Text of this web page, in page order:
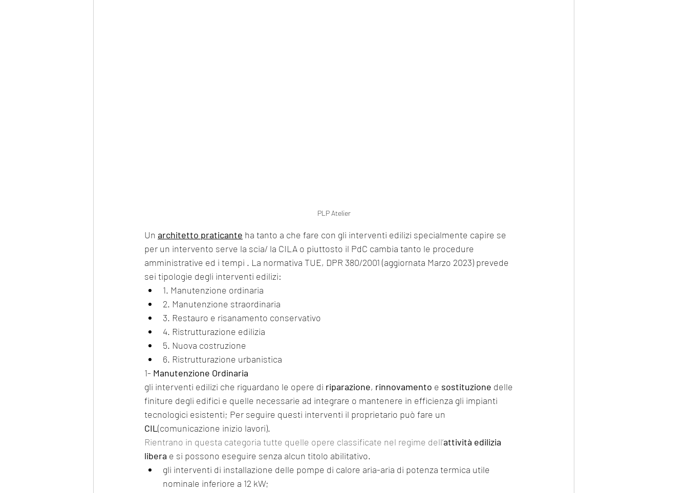
PLP Atelier
Un architetto praticante ha tanto a che fare con gli interventi edilizi specialmente capire se
per un intervento serve la scia/ la CILA o piuttosto il PdC cambia tanto le procedure
amministrative ed i tempi . La normativa TUE, DPR 380/2001 (aggiornata Marzo 2023) prevede
sei tipologie degli interventi edilizi:
1. Manutenzione ordinaria
2. Manutenzione straordinaria
3. Restauro e risanamento conservativo
4. Ristrutturazione edilizia
5. Nuova costruzione
6. Ristrutturazione urbanistica
1- Manutenzione Ordinaria
gli interventi edilizi che riguardano le opere di riparazione, rinnovamento e sostituzione delle
finiture degli edifici e quelle necessarie ad integrare o mantenere in efficienza gli impianti
tecnologici esistenti; Per seguire questi interventi il proprietario può fare un
CIL(comunicazione inizio lavori).
Rientrano in questa categoria tutte quelle opere classificate nel regime dell’attività edilizia
libera e si possono eseguire senza alcun titolo abilitativo.
gli interventi di installazione delle pompe di calore aria-aria di potenza termica utile
nominale inferiore a 12 kW;